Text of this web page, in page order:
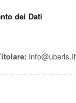
dei Dati
info@uberls.it